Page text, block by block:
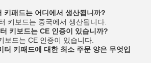
키패드는 어디에서 생산됩니까?
키보드는 중국에서 생산됩니다.
키보드는 CE 인증이 있습니까?
보드는 CE 인증이 있습니다.
터 키패드에 대한 최소 주문 양은 무엇입